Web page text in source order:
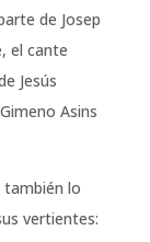
de Josep
el cante
Jesús
Asins
también lo
vertientes: